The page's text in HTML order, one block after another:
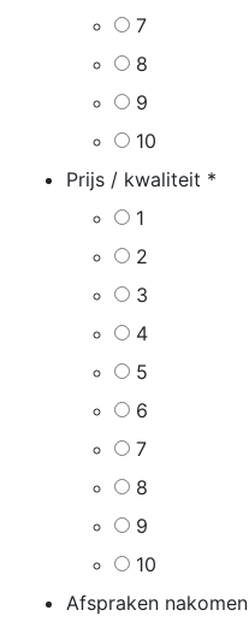
7
8
9
10
Prijs / kwaliteit *
1
2
3
4
5
6
7
8
9
10
Afspraken nakomen